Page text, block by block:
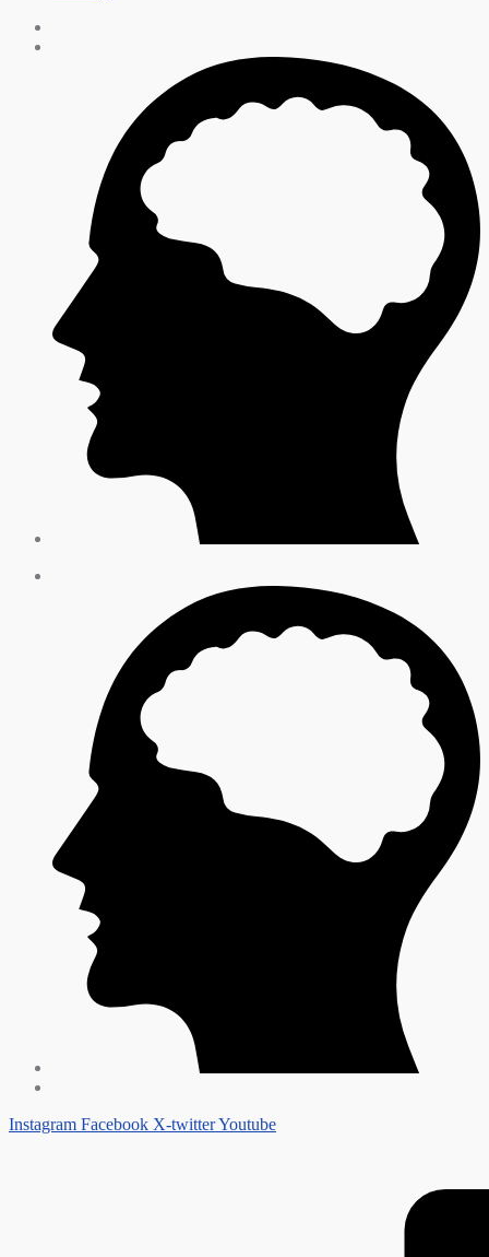
Instagram Facebook X-twitterYoutube